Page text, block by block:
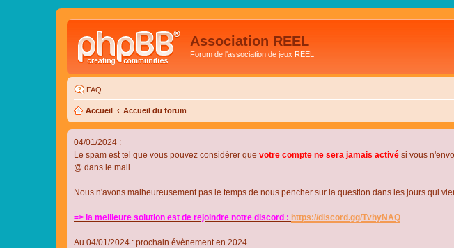
Association REEL
Forum de l'association de jeux REEL
FAQ
Accueil Accueil du forum
04/01/2024 :
Le spam est tel que vous pouvez considérer que votre compte ne sera jamais activé si vous
@ dans le mail.
Nous n'avons malheureusement pas le temps de nous pencher sur la question dans les jours qui
=> la meilleure solution est de rejoindre notre discord : https://discord.gg/TvhyNAQ
Au 04/01/2024 : prochain évènement en 2024